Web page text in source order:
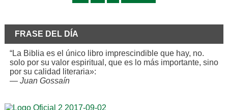
FRASE DEL DÍA
“La Biblia es el único libro imprescindible que hay, no.
solo por su valor espiritual, que es lo más importante, sino
por su calidad literaria»:
— Juan Gossaín